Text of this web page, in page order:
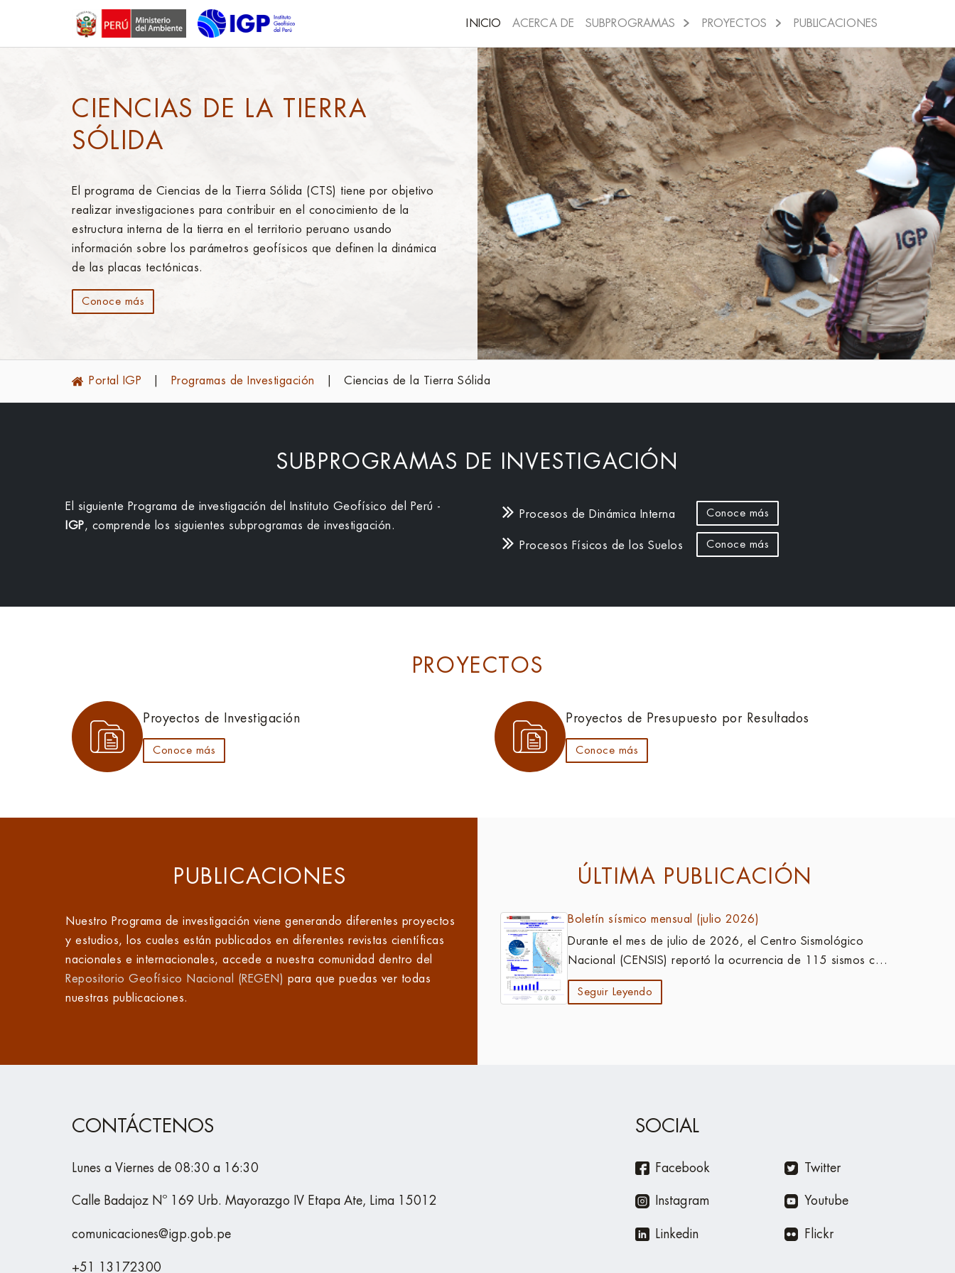
INICIO ACERCA DE SUBPROGRAMAS PROYECTOS PUBLICACIONES
CIENCIAS DE LA TIERRA
SÓLIDA
El programa de Ciencias de la Tierra Sólida (CTS) tiene por objetivo
realizar investigaciones para contribuir en el conocimiento de la
estructura interna de la tierra en el territorio peruano usando
información sobre los parámetros geofísicos que definen la dinámica
de las placas tectónicas.
Conoce más
Portal IGP Programas de Investigación Ciencias de la Tierra Sólida
SUBPROGRAMAS DE INVESTIGACIÓN
El siguiente Programa de investigación del Instituto Geofísico del Perú -
IGP, comprende los siguientes subprogramas de investigación.
Procesos de Dinámica Interna Conoce más
Procesos Físicos de los Suelos Conoce más
PROYECTOS
Proyectos de Investigación
Conoce más
Proyectos de Presupuesto por Resultados
Conoce más
PUBLICACIONES
Nuestro Programa de investigación viene generando diferentes proyectos
y estudios, los cuales están publicados en diferentes revistas científicas
nacionales e internacionales, accede a nuestra comunidad dentro del
Repositorio Geofísico Nacional (REGEN) para que puedas ver todas
nuestras publicaciones.
ÚLTIMA PUBLICACIÓN
Boletín sísmico mensual (julio 2026)
Durante el mes de julio de 2026, el Centro Sismológico
Nacional (CENSIS) reportó la ocurrencia de 115 sismos con
epicentros en el borde occidental y dentro del territorio
peruano.
Seguir Leyendo
CONTÁCTENOS
Lunes a Viernes de 08:30 a 16:30
Calle Badajoz Nº 169 Urb. Mayorazgo IV Etapa Ate, Lima 15012
comunicaciones@igp.gob.pe
+51 13172300
SOCIAL
Facebook Twitter
Instagram Youtube
Linkedin Flickr